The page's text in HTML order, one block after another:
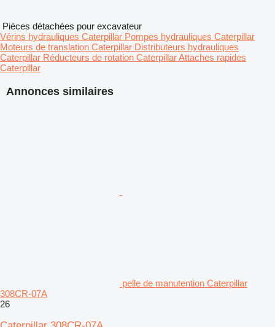
Annonces similaires
pelle de manutention Caterpillar
308CR-07A
26
Pièces détachées pour excavateur
Vérins hydrauliques Caterpillar Pompes hydrauliques Caterpillar
Moteurs de translation Caterpillar Distributeurs hydrauliques
Caterpillar Réducteurs de rotation CaterpillarAttaches rapides
Caterpillar